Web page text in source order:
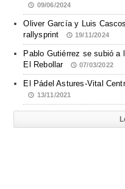
09/06/2024
Oliver García y Luis
rallysprint
19/11/2024
Pablo Gutiérrez se subió a
El Rebollar
07/03/2022
El Pádel Astures-Vital
13/11/2021